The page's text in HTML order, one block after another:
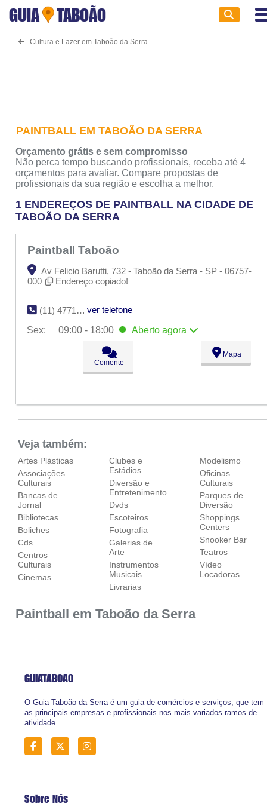
GUIA TABOÃO
Cultura e Lazer em Taboão da Serra
PAINTBALL EM TABOÃO DA SERRA
Orçamento grátis e sem compromisso
Não perca tempo buscando profissionais, receba até 4
orçamentos para avaliar. Compare propostas de
profissionais da sua região e escolha a melhor.
1 ENDEREÇOS DE PAINTBALL NA CIDADE DE
TABOÃO DA SERRA
Paintball Taboão
Av Felicio Barutti, 732 - Taboão da Serra - SP - 06757-
000
Endereço copiado!
(11) 4771-6198
ver telefone
Sex:
09:00 - 18:00 Aberto agora
09:00 - 18:00
09:00 - 18:00
09:00 - 18:00
Comente
Mapa
Veja também:
Artes Plásticas
Associações
Culturais
Bancas de
Jornal
Bibliotecas
Boliches
Cds
Centros
Culturais
Cinemas
Clubes e
Estádios
Diversão e
Entretenimento
Dvds
Escoteiros
Fotografia
Galerias de
Arte
Instrumentos
Musicais
Livrarias
Modelismo
Oficinas
Culturais
Parques de
Diversão
Shoppings
Centers
Snooker Bar
Teatros
Vídeo
Locadoras
Paintball em Taboão da Serra
GUIATABOAO
O Guia Taboão da Serra é um guia de comércios e serviços, que tem
as principais empresas e profissionais nos mais variados ramos de
atividade.
Sobre Nós